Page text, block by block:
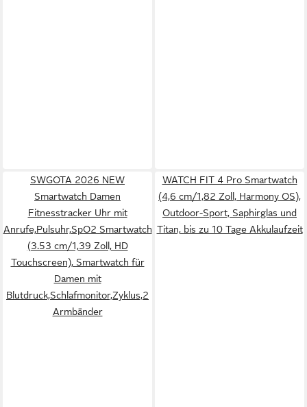
SWGOTA 2026 NEW
Smartwatch Damen
Fitnesstracker Uhr mit
Anrufe,Pulsuhr,SpO2 Smartwatch
(3.53 cm/1,39 Zoll, HD
Touchscreen), Smartwatch für
Damen mit
Blutdruck,Schlafmonitor,Zyklus,2
Armbänder
WATCH FIT 4 Pro Smartwatch
(4,6 cm/1,82 Zoll, Harmony OS),
Outdoor-Sport, Saphirglas und
Titan, bis zu 10 Tage Akkulaufzeit